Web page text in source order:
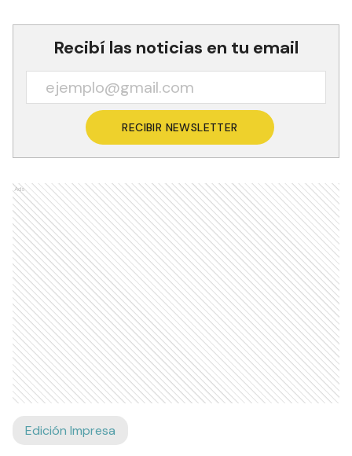
Recibí las noticias en tu email
RECIBIR NEWSLETTER
Ads
Edición Impresa